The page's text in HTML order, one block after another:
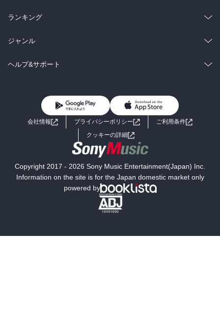
雑誌・グラビア
BL・TL
ラノベ
雑誌・グラビア
BL・TL
総合
ラノベ
雑誌・グラビア
ランキング
総合
ラノベ
ジャンル
コミック
ライトノベル 男子向けラノベ
小説
海外小説
ミステリー SF
文学
ヘルプ&サポート
よくあるご質問 お問い合わせ
会社情報 プライバシーポリシー
ご利用条件
クッキーの詳細
Copyright 2017 - 2026 Sony Music Entertainment(Japan) Inc.
Information on the site is for the Japan domestic market only
powered by